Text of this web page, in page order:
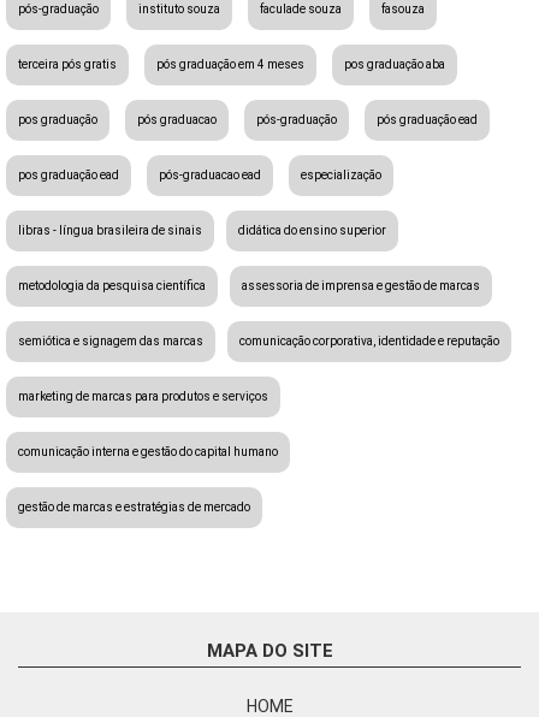
pós-graduação instituto souza faculade souza fasouza
terceira pós gratis pós graduação em 4 meses pos graduação aba
pos graduação pós graduacao pós-graduação pós graduação ead
pos graduação ead pós-graduacao ead especialização
libras - língua brasileira de sinais didática do ensino superior
metodologia da pesquisa científica assessoria de imprensa e gestão de marcas
semiótica e signagem das marcas comunicação corporativa, identidade e reputação
marketing de marcas para produtos e serviços
comunicação interna e gestão do capital humano
gestão de marcas e estratégias de mercado
MAPA DO SITE
HOME